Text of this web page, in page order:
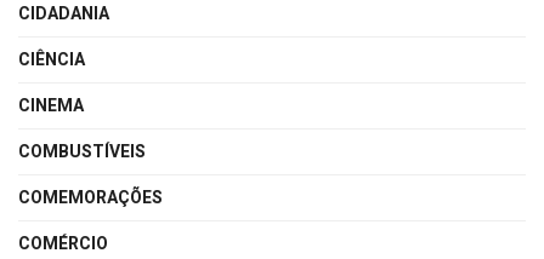
CIDADANIA
CIÊNCIA
CINEMA
COMBUSTÍVEIS
COMEMORAÇÕES
COMÉRCIO